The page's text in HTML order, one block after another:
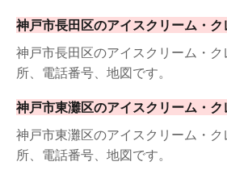
神戸市長田区のアイスクリーム・
神戸市長田区のアイスクリーム・
所、電話番号、地図です。
神戸市東灘区のアイスクリーム・
神戸市東灘区のアイスクリーム・
所、電話番号、地図です。